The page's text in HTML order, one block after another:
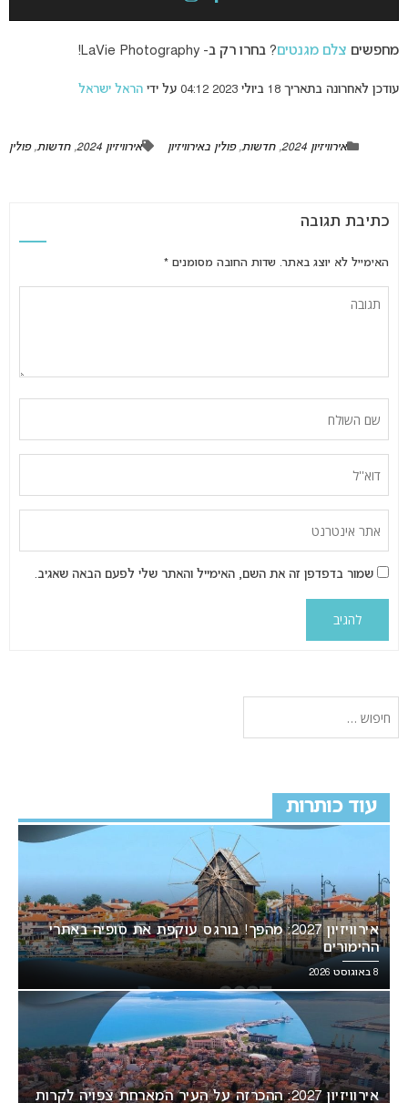
מחפשים צלם מגנטים? בחרו רק ב- LaVie Photography!
עודכן לאחרונה בתאריך 18 ביולי 2023 04:12 על ידי הראל ישראל
אירוויזיון 2024 ,חדשות,פולין באירוויזיון אירוויזיון 2024 ,חדשות,פולין
כתיבת תגובה
האימייל לא יוצג באתר. שדות החובה מסומנים *
שמור בדפדפן זה את השם, האימייל והאתר שלי לפעם הבאה שאגיב.
עוד כותרות
אירוויזיון 2027: מהפך! בורגס עוקפת את סופיה באתרי
ההימורים
8 באוגוסט 2026
אירוויזיון 2027: ההכרזה על העיר המארחת צפויה לקרות